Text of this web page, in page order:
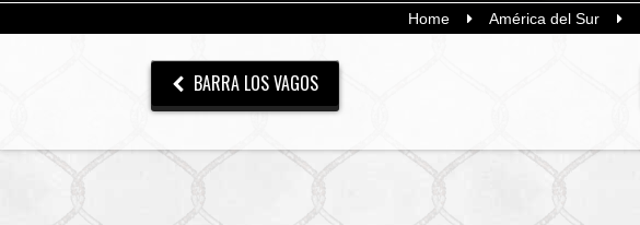
Home América del Sur
BARRA LOS VAGOS